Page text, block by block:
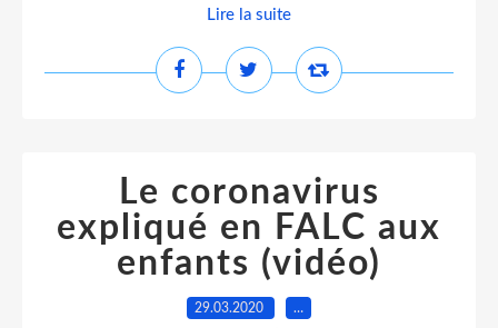
Lire la suite
Le coronavirus
expliqué en FALC aux
enfants (vidéo)
29.03.2020 …